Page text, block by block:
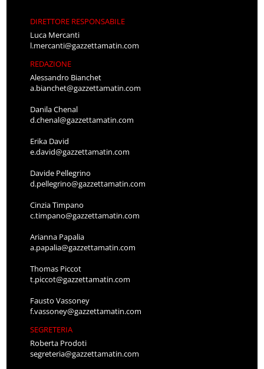
DIRETTORE RESPONSABILE
Luca Mercanti
l.mercanti@gazzettamatin.com
REDAZIONE
Alessandro Bianchet
a.bianchet@gazzettamatin.com
Danila Chenal
d.chenal@gazzettamatin.com
Erika David
e.david@gazzettamatin.com
Davide Pellegrino
d.pellegrino@gazzettamatin.com
Cinzia Timpano
c.timpano@gazzettamatin.com
Arianna Papalia
a.papalia@gazzettamatin.com
Thomas Piccot
t.piccot@gazzettamatin.com
Fausto Vassoney
f.vassoney@gazzettamatin.com
SEGRETERIA
Roberta Prodoti
segreteria@gazzettamatin.com